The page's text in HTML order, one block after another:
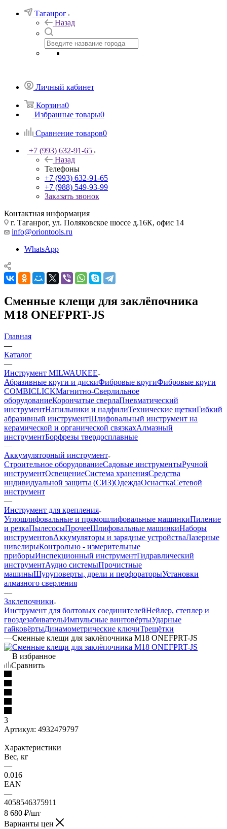
Таганрог
Назад
Личный кабинет
Корзина0
Избранные товары0
Сравнение товаров0
+7 (993) 632-91-65
Назад
Телефоны
+7 (993) 632-91-65
+7 (988) 549-93-99
Заказать звонок
Контактная информация
г. Таганрог, ул. Поляковское шоссе д.16К, офис 14
info@oriontools.ru
WhatsApp
Сменные клещи для заклёпочника
M18 ONEFPRT-JS
Главная
—
Каталог
—
Инструмент MILWAUKEE
Абразивные круги и дискиФибровые кругиФибровые круги
COMBICLICKМагнитно-Сверлильное
оборудованиеКорончатые сверлаПневматический
инструментНапильники и надфилиТехнические щеткиГибкий
абразивный инструментШлифовальный инструмент на
керамической и органической связкахАлмазный
инструментБорфрезы твердосплавные
—
Аккумуляторный инструмент
Строительное оборудованиеСадовые инструментыРучной
инструментОсвещениеСистема храненияСредства
индивидуальной защиты (СИЗ)ОдеждаОснасткаСетевой
инструмент
—
Инструмент для крепления
Углошлифовальные и прямошлифовальные машинкиПиление
и резкаПылесосыПрочееШлифовальные машинкиНаборы
инструментовАккумуляторы и зарядные устройстваЛазерные
нивелирыКонтрольно - измерительные
приборыИнспекционный инструментГидравлический
инструментАудио системыПрочистные
машиныШуруповерты, дрели и перфораторыУстановки
алмазного сверления
—
Заклепочники
Инструмент для болтовых соединителейНейлер, степлер и
гвоздезабивательИмпульсные винтовёртыУдарные
гайковёртыДинамометрические ключиТрещётки
—Сменные клещи для заклёпочника M18 ONEFPRT-JS
В избранное
Сравнить
3
Артикул: 4932479797
Характеристики
Вес, кг
—
0.016
EAN
—
4058546375911
8 680 ₽/шт
Варианты цен